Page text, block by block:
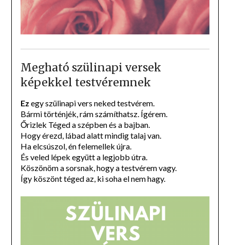
Megható szülinapi versek
képekkel testvéremnek
Ez egy szülinapi vers neked testvérem.
Bármi történjék, rám számíthatsz. Ígérem.
Őrizlek Téged a szépben és a bajban.
Hogy érezd, lábad alatt mindig talaj van.
Ha elcsúszol, én felemellek újra.
És veled lépek együtt a legjobb útra.
Köszönöm a sorsnak, hogy a testvérem vagy.
Így köszönt téged az, ki soha el nem hagy.